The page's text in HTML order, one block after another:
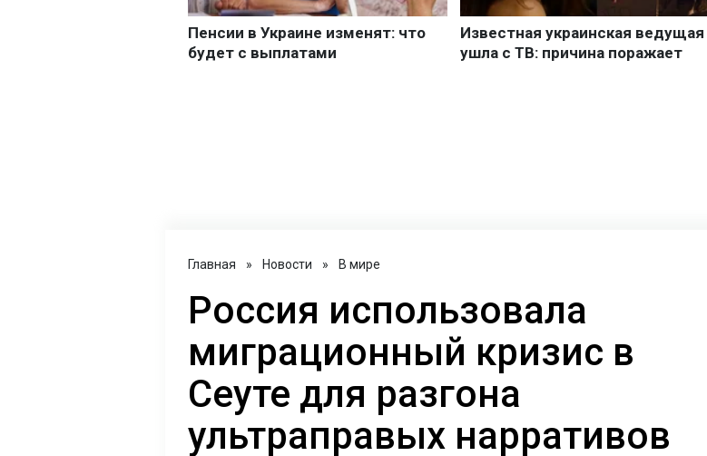
Главная » Новости » В мире
Россия использовала
миграционный кризис в
Сеуте для разгона
ультраправых нарративов